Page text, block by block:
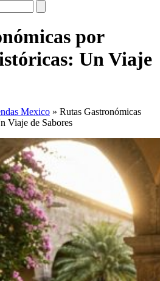
por
Un Viaje
Mexico » Rutas Gastronómicas
Viaje de Sabores